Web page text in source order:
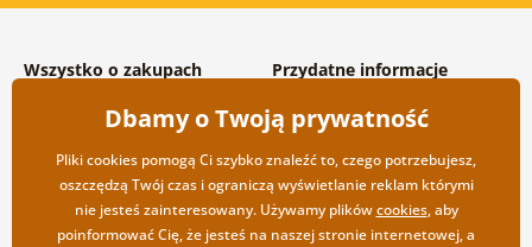
Wszystko o zakupach
Warunki handlowe i
reklamacyjne
Prywatność
Opcje wysyłki i płatności
Zwrot towarów
Przydatne informacje
Często zadawane pytania
Kontakt
Współpraca hurtowa
Dbamy o Twoją prywatność
Pliki cookies pomogą Ci szybko znaleźć to, czego potrzebujesz,
oszczędzą Twój czas i ograniczą wyświetlanie reklam którymi
nie jesteś zainteresowany. Używamy plikówcookies, aby
poinformować Cię, że jesteś na naszej stronie internetowej, a